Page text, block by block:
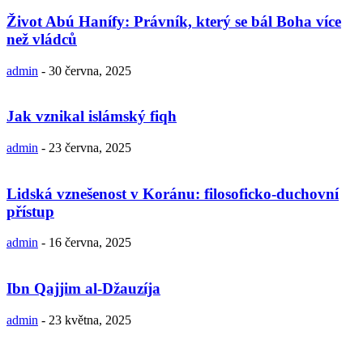
Život Abú Hanífy: Právník, který se bál Boha více
než vládců
admin - 30 června, 2025
Jak vznikal islámský fiqh
admin - 23 června, 2025
Lidská vznešenost v Koránu: filosoficko-duchovní
přístup
admin - 16 června, 2025
Ibn Qajjim al-Džauzíja
admin - 23 května, 2025